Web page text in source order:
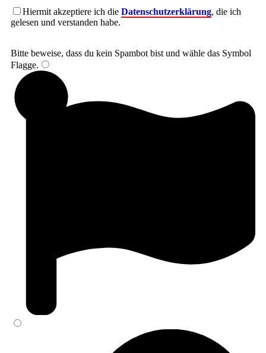
Hiermit akzeptiere ich die Datenschutzerklärung, die ich
gelesen und verstanden habe.
Bitte beweise, dass du kein Spambot bist und wähle das Symbol
Flagge.